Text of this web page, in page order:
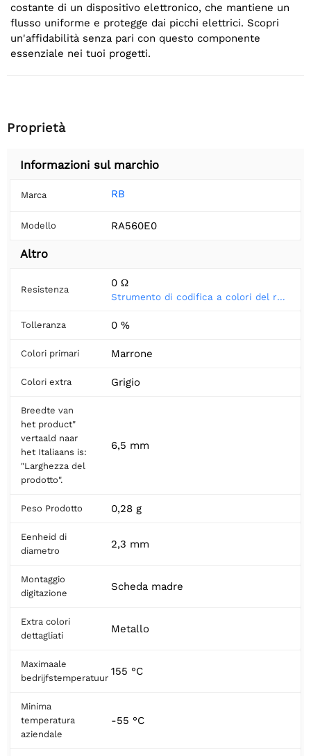
costante di un dispositivo elettronico, che mantiene un
flusso uniforme e protegge dai picchi elettrici. Scopri
un'affidabilità senza pari con questo componente
essenziale nei tuoi progetti.
Proprietà
Informazioni sul marchio
Marca RB
Modello RA560E0
Altro
Resistenza
0 Ω
Strumento di codifica a colori del resistore
Tolleranza 0 %
Colori primari Marrone
Colori extra Grigio
Breedte van
het product"
vertaald naar
het Italiaans is:
"Larghezza del
prodotto".
6,5 mm
Peso Prodotto 0,28 g
Eenheid di
diametro
2,3 mm
Montaggio
digitazione
Scheda madre
Extra colori
dettagliati
Metallo
Maximaale
bedrijfstemperatuur
155 °C
Minima
temperatura
aziendale
-55 °C